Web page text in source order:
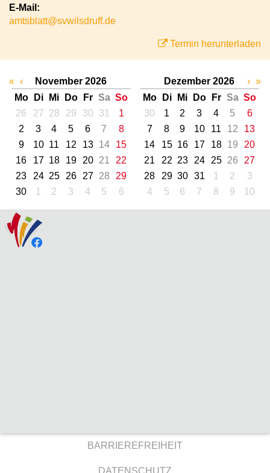
E-Mail:
amtsblatt@svwilsdruff.de
Termin herunterladen
« ‹
November 2026
Mo
Di Mi Do Fr Sa So
26
27 28 29 30 31
1
2
3 4 5 6 7
8
9
10 11 12 13 14
15
16
17 18 19 20 21
22
23
24 25 26 27 28
29
30
1 2 3 4 5 6
Dezember 2026
Mo
Di Mi Do Fr Sa So
30
1 2 3 4 5
6
7
8 9 10 11 12
13
14
15 16 17 18 19
20
21
22 23 24 25 26
27
28
29 30 31 1 2
3
4
5 6 7 8 9 10
› »
BARRIEREFREIHEIT
DATENSCHUTZ